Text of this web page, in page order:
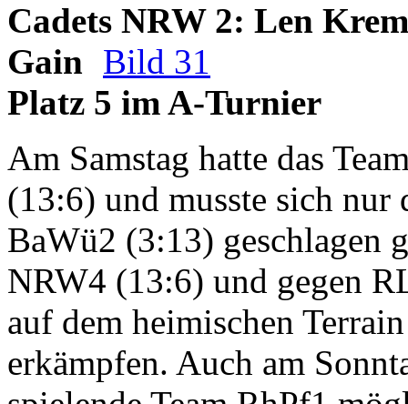
Cadets NRW 2: Len
Gain Bild 31
Platz 5 im A-Turnier
Am Samstag hatte das
(13:6) und musste sich nur
BaWü2 (3:13) geschlagen
NRW4 (13:6) und gegen
auf dem heimischen
erkämpfen. Auch am